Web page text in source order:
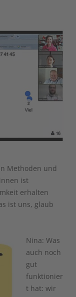
Methoden und
ist
erhalten
ist uns, glaub
Nina: Was
auch noch
gut
funktionier
t hat: wir